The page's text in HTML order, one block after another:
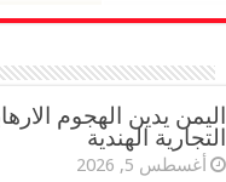
اليمن يدين الهجوم
التجارية الهندية
أغسطس 5, 2026